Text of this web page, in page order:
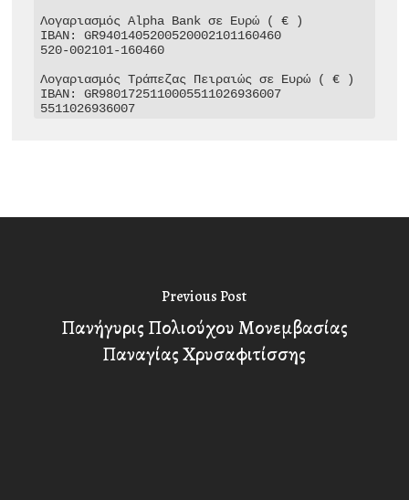
Λογαριασμός Alpha Bank σε Ευρώ ( € )
IBAN: GR9401405200520002101160460
520-002101-160460
Λογαριασμός Τράπεζας Πειραιώς σε Ευρώ ( € )
IBAN: GR9801725110005511026936007
5511026936007
Previous Post
Πανήγυρις Πολιούχου Μονεμβασίας
Παναγίας Χρυσαφιτίσσης